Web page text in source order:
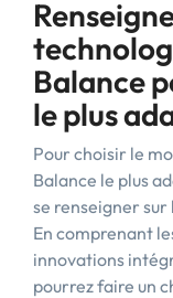
Balance
le plus
Pour choisir le
Balance le plus
se renseigner
En comprenant
innovations
pourrez faire un